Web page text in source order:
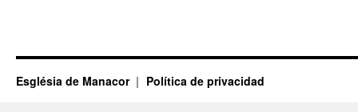
Església de Manacor Política de privacidad